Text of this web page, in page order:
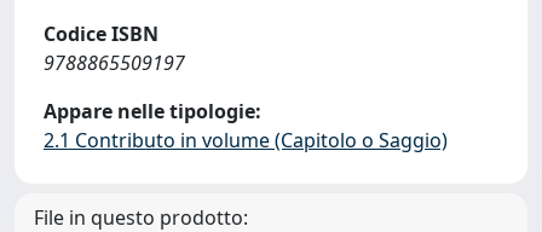
Codice ISBN
9788865509197
Appare nelle tipologie:
2.1 Contributo in volume (Capitolo o Saggio)
File in questo prodotto: